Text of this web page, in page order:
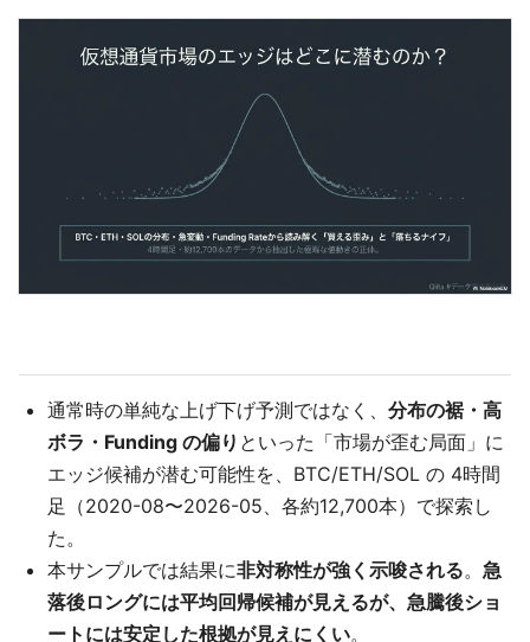
通常時の単純な上げ下げ予測ではなく、 分布の裾・高
ボラ・Funding の偏り といった「市場が歪む局面」に
エッジ候補が潜む可能性を、BTC/ETH/SOL の 4時間
足（2020-08〜2026-05、各約12,700本）で探索し
た。
本サンプルでは結果に非対称性が強く示唆される。 急
落後ロングには平均回帰候補が見えるが、急騰後ショ
ートには安定した根拠が見えにくい。